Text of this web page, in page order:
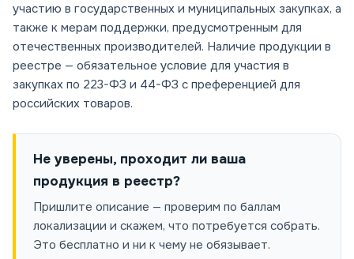
участию в государственных и муниципальных закупках, а
также к мерам поддержки, предусмотренным для
отечественных производителей. Наличие продукции в
реестре — обязательное условие для участия в
закупках по 223-ФЗ и 44-ФЗ с преференцией для
российских товаров.
Не уверены, проходит ли ваша
продукция в реестр?
Пришлите описание — проверим по баллам
локализации и скажем, что потребуется собрать.
Это бесплатно и ни к чему не обязывает.